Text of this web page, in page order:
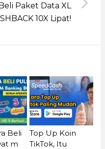
Paket Data XL
10X Lipat!
Beli
m
Top Up Koin
TikTok, Itu